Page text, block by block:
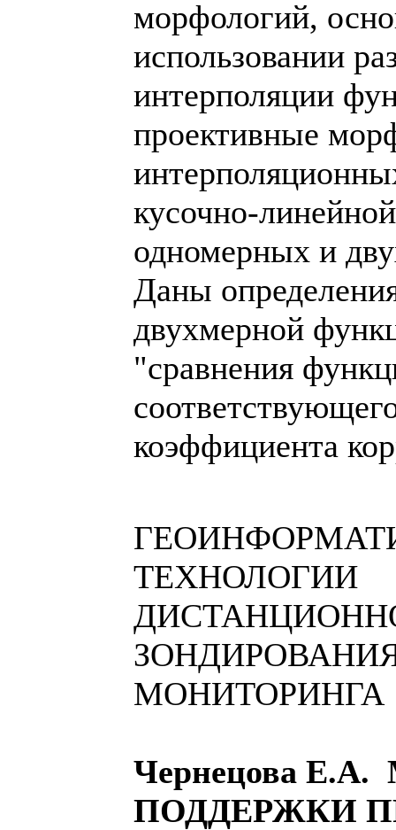
морфологий,
использовании
интерполяции
проективные
кусочно-
одномерных и
Даны
двухмерной
"сравнения
коэффициента
ТЕХНОЛОГИИ
МОНИТОРИНГА
Чернецова
ПОДДЕРЖКИ